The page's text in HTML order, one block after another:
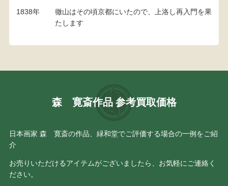
1838年
徹山はその頃京都にいたので、上洛し再入門を果
たします
森 寛斎作品 参考買取価格
日本画家 森 寛斎の作品、緑和堂でご評価する場合の一例をご紹
介
お売りいただけるアイテムがございましたら、お気軽にご連絡く
ださい。